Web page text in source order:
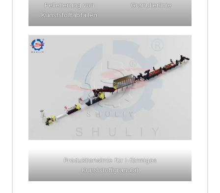
Pelletierung von
Kunststoffabfällen
Granulierlinie
Produktionslinie für I-förmiges
Kunststoffgranulat